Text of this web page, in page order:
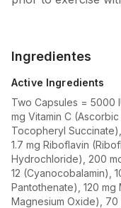
Ingredientes
Active Ingredients
Two Capsules = 5000
mg Vitamin C
Tocopheryl Succinate),
1.7 mg Riboflavin
Hydrochloride), 200
12 (Cyanocobalamin),
Pantothenate), 120 mg
Magnesium Oxide), 70